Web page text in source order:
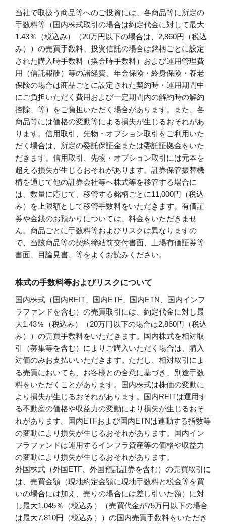
当社で取扱う商品等へのご投資には、各商品等に所定の
手数料等（国内株式取引の場合は約定代金に対して最大
1.43％（税込み）（20万円以下の場合は、2,860円（税込
み））の売買手数料、投資信託の場合は銘柄ごとに設定
された購入時手数料（換金時手数料）および運用管理費
用（信託報酬）等の諸経費、年金保険・終身保険・養老
保険の場合は商品ごとに設定された契約時・運用期間中
にご負担いただく費用および一定期間内の解約時の解約
控除、等）をご負担いただく場合があります。また、各
商品等には価格の変動等による損失が生じるおそれがあ
ります。信用取引、先物・オプション取引をご利用いた
だく場合は、所定の委託保証金または委託証拠金をいた
だきます。信用取引、先物・オプション取引には元本を
超える損失が生じるおそれがあります。証券保管振替機
構を通じて他の証券会社等へ株式等を移管する場合に
は、数量に応じて、移管する銘柄ごとに11,000円（税込
み）を上限額として移管手数料をいただきます。有価証
券や金銭のお預かりについては、料金をいただきませ
ん。商品ごとに手数料等およびリスクは異なりますの
で、当該商品等の契約締結前交付書面、上場有価証券等
書面、目論見書、等をよくお読みください。
株式の手数料等およびリスクについて
国内株式（国内REIT、国内ETF、国内ETN、国内インフ
ラファンドを含む）の売買取引には、約定代金に対し最
大1.43％（税込み）（20万円以下の場合は2,860円（税込
み））の売買手数料をいただきます。国内株式を相対取
引（募集等を含む）によりご購入いただく場合は、購入
対価のみお支払いいただきます。ただし、相対取引によ
る売買においても、お客様との合意に基づき、別途手数
料をいただくことがあります。国内株式は株価の変動に
より損失が生じるおそれがあります。国内REITは運用す
る不動産の価格や収益力の変動により損失が生じるおそ
れがあります。国内ETFおよび国内ETNは連動する指数等
の変動により損失が生じるおそれがあります。国内イン
フラファンドは運用するインフラ資産等の価格や収益力
の変動により損失が生じるおそれがあります。
外国株式（外国ETF、外国預託証券を含む）の売買取引に
は、売買金額（現地約定金額に現地手数料と税金等を買
いの場合には加え、売りの場合には差し引いた額）に対
し最大1.045％（税込み）（売買代金が75万円以下の場合
は最大7,810円（税込み））の国内売買手数料をいただき